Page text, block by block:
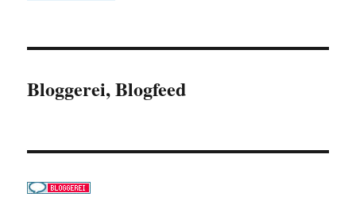
Bloggerei, Blogfeed